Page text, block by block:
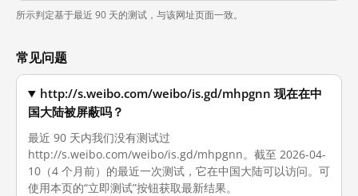
所示判定基于最近 90 天的测试，与该网址页面一致。
常见问题
http://s.weibo.com/weibo/is.gd/mhpgnn 现在在中
国大陆被屏蔽吗？
最近 90 天内我们没有测试过
http://s.weibo.com/weibo/is.gd/mhpgnn。截至 2026-04-
10（4 个月前）的最近一次测试，它在中国大陆可以访问。可
使用本页的“立即测试”按钮获取最新结果。